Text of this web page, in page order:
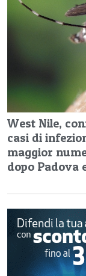
West Nile,
casi di
maggior
dopo Padova